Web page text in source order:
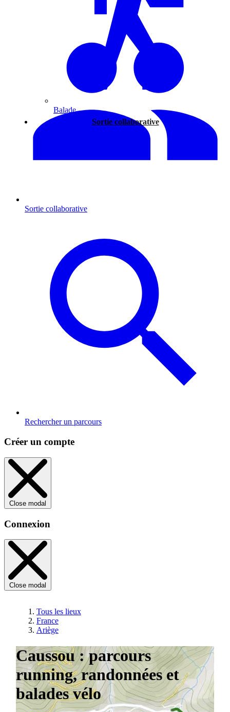
Balade
Sortie collaborative
Sortie collaborative
Rechercher un parcours
Créer un compte
Close modal
Connexion
Close modal
Tous les lieux
France
Ariège
Caussou : parcours
running, randonnées et
balades vélo